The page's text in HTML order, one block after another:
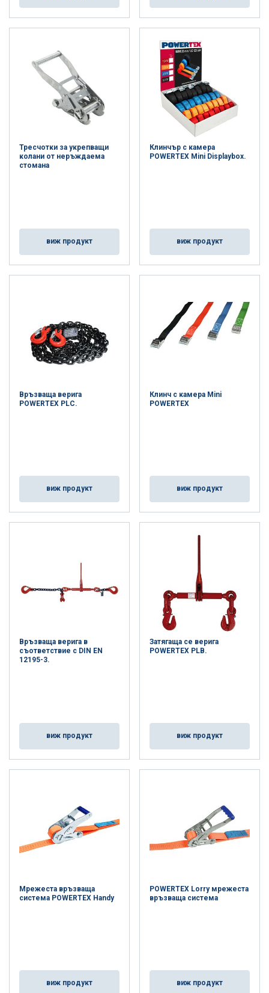
Тресчотки за укрепващи
колани от неръждаема
стомана
виж продукт
Клинчър с камера
POWERTEX Mini Displaybox.
виж продукт
Връзваща верига
POWERTEX PLC.
виж продукт
Клинч с камера Mini
POWERTEX
виж продукт
Връзваща верига в
съответствие с DIN EN
12195-3.
виж продукт
Затягаща се верига
POWERTEX PLB.
виж продукт
Мрежеста връзваща
система POWERTEX Handy
виж продукт
POWERTEX Lorry мрежеста
връзваща система
виж продукт